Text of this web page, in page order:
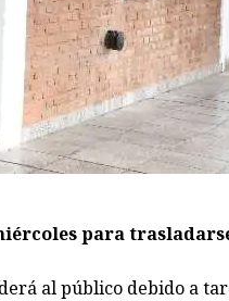
para
al público debido a